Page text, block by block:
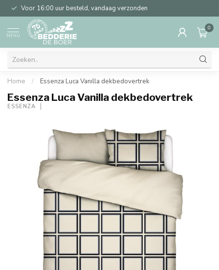
Voor 16:00 uur besteld, vandaag verzonden
MENU
0
Home / Essenza Luca Vanilla dekbedovertrek
Essenza Luca Vanilla dekbedovertrek
ESSENZA